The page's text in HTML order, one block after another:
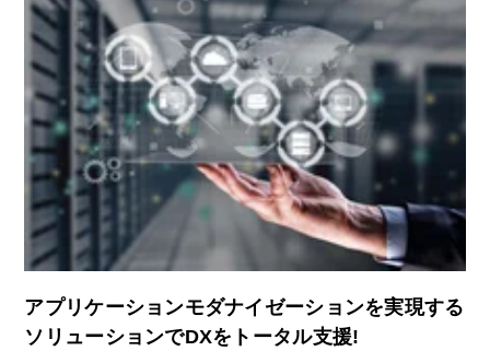
アプリケーションモダナイゼーションを実現する
ソリューションでDXをトータル支援!